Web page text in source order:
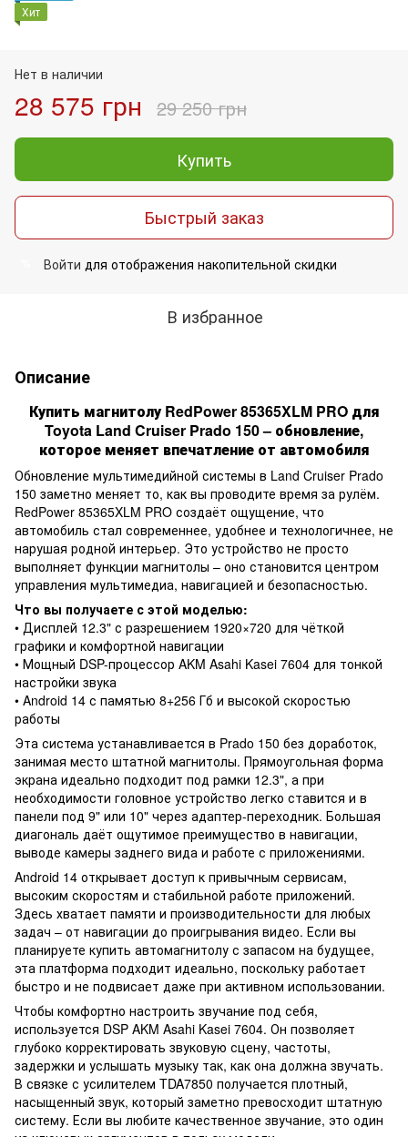
Хит
Нет в наличии
28 575 грн 29 250 грн
Купить
Быстрый заказ
Войти для отображения накопительной скидки
В избранное
Описание
Купить магнитолу RedPower 85365XLM PRO для
Toyota Land Cruiser Prado 150 – обновление,
которое меняет впечатление от автомобиля
Обновление мультимедийной системы в Land Cruiser Prado
150 заметно меняет то, как вы проводите время за рулём.
RedPower 85365XLM PRO создаёт ощущение, что
автомобиль стал современнее, удобнее и технологичнее, не
нарушая родной интерьер. Это устройство не просто
выполняет функции магнитолы – оно становится центром
управления мультимедиа, навигацией и безопасностью.
Что вы получаете с этой моделью:
• Дисплей 12.3" с разрешением 1920×720 для чёткой
графики и комфортной навигации
• Мощный DSP-процессор AKM Asahi Kasei 7604 для тонкой
настройки звука
• Android 14 с памятью 8+256 Гб и высокой скоростью
работы
Эта система устанавливается в Prado 150 без доработок,
занимая место штатной магнитолы. Прямоугольная форма
экрана идеально подходит под рамки 12.3", а при
необходимости головное устройство легко ставится и в
панели под 9" или 10" через адаптер-переходник. Большая
диагональ даёт ощутимое преимущество в навигации,
выводе камеры заднего вида и работе с приложениями.
Android 14 открывает доступ к привычным сервисам,
высоким скоростям и стабильной работе приложений.
Здесь хватает памяти и производительности для любых
задач – от навигации до проигрывания видео. Если вы
планируете купить автомагнитолу с запасом на будущее,
эта платформа подходит идеально, поскольку работает
быстро и не подвисает даже при активном использовании.
Чтобы комфортно настроить звучание под себя,
используется DSP AKM Asahi Kasei 7604. Он позволяет
глубоко корректировать звуковую сцену, частоты,
задержки и услышать музыку так, как она должна звучать.
В связке с усилителем TDA7850 получается плотный,
насыщенный звук, который заметно превосходит штатную
систему. Если вы любите качественное звучание, это один